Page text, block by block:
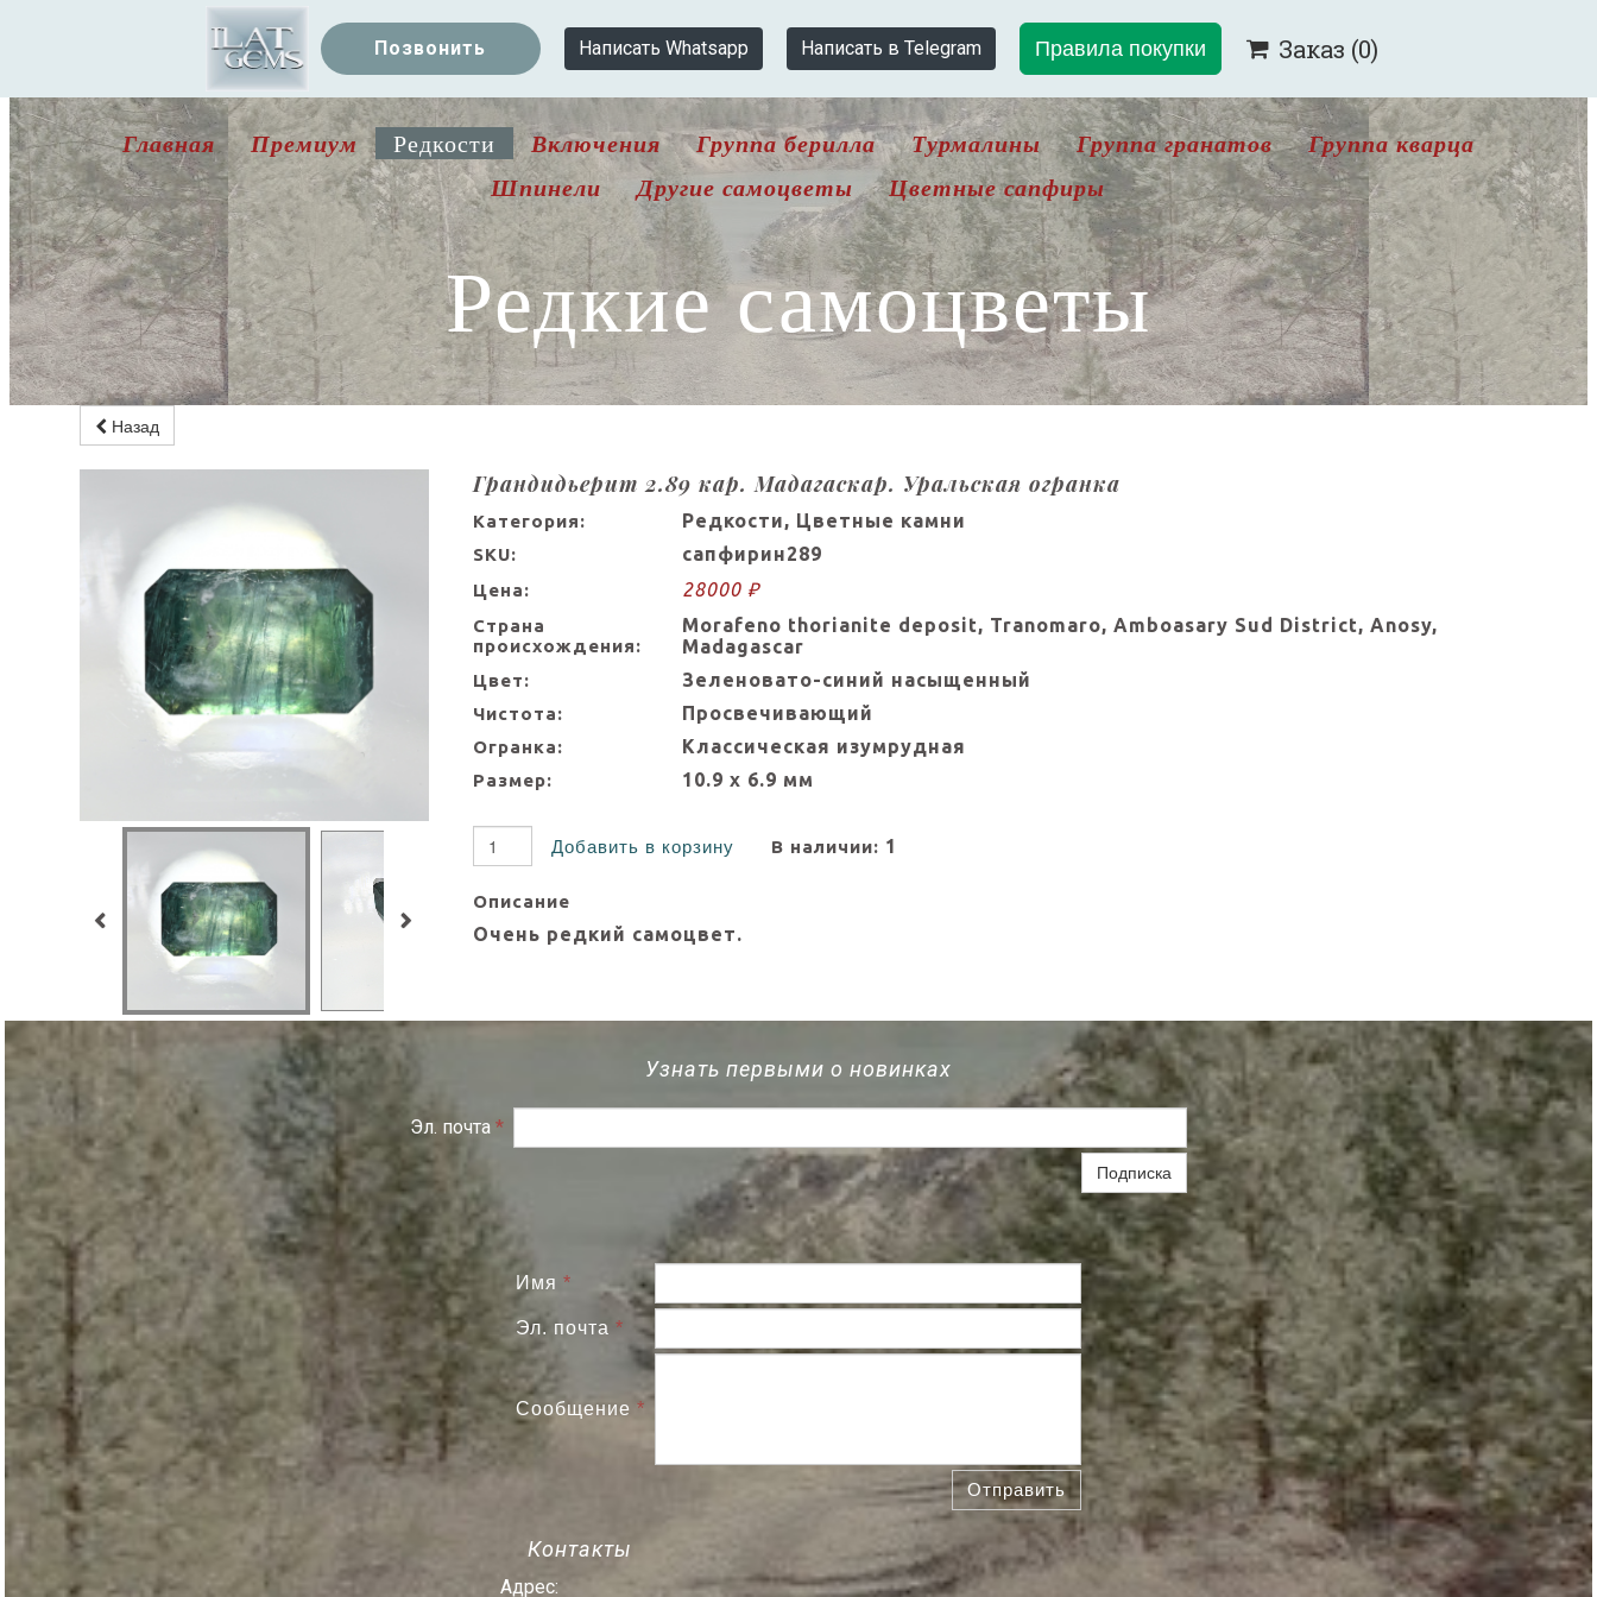
Позвонить Написать Whatsapp Написать в Telegram Правила покупки  Заказ (0)
Главная Премиум Редкости Включения Группа берилла Турмалины Группа гранатов
Группа кварца
Шпинели
Другие самоцветы Цветные сапфиры
Редкие самоцветы
Назад
Грандидьерит 2.89 кар. Мадагаскар. Уральская огранка
Категория: Редкости, Цветные камни
SKU: сапфирин289
Цена: 28000 ₽
Страна
происхождения:
Morafeno thorianite deposit, Tranomaro, Amboasary Sud District, Anosy,
Madagascar
Цвет: Зеленовато-синий насыщенный
Чистота: Просвечивающий
Огранка: Классическая изумрудная
Размер: 10.9 х 6.9 мм
Добавить в корзину В наличии: 1
Описание
Очень редкий самоцвет.
Узнать первыми о новинках
Эл. почта*
Подписка
Имя *
Эл. почта *
Сообщение *
Отправить
Контакты
Адрес: